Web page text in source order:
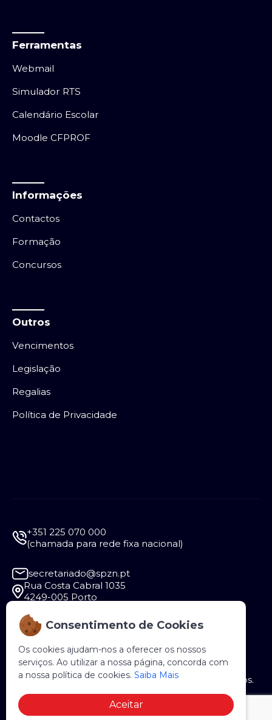
Consentimento de Cookies
Os cookies ajudam-nos a oferecer os nossos
serviços. Ao utilizar a nossa página, concorda com
a nossa política de cookies. Saiba Mais
Aceitar
Ferramentas
Webmail
Simulador RTS
Calendário Escolar
Moodle CFPROF
Informações
Contactos
Formação
Concursos
Outros
Vencimentos
Legislação
Regalias
Política de Privacidade
+351 225 070 000
(chamada para rede fixa nacional)
secretariado@spzn.pt
Rua Costa Cabral 1035
4249-005 Porto
Segunda a Sexta - 9:30 às 12:30 e das 14:00 às
18:00
Copyright © 2026 SPZN. Todos os direitos reservados.